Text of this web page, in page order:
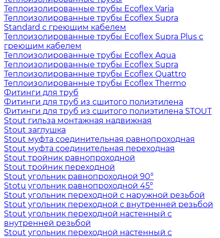
Теплоизолированные трубы Ecoflex Varia
Теплоизолированные трубы Ecoflex Supra
Standard с греющим кабелем
Теплоизолированные трубы Ecoflex Supra Plus с
греющим кабелем
Теплоизолированные трубы Ecoflex Aqua
Теплоизолированные трубы Ecoflex Supra
Теплоизолированные трубы Ecoflex Quattro
Теплоизолированные трубы Ecoflex Thermo
Фитинги для труб
Фитинги для труб из сшитого полиэтилена
Фитинги для труб из сшитого полиэтилена STOUT
Stout гильза монтажная надвижная
Stout заглушка
Stout муфта соединительная равнопроходная
Stout муфта соединительная переходная
Stout тройник равнопроходной
Stout тройник переходной
Stout угольник равнопроходной 90°
Stotu угольник равнопроходной 45°
Stout угольник переходной с наружной резьбой
Stout угольник переходной с внутренней резьбой
Stout угольник переходной настенный с
внутренней резьбой
Stout угольник переходной настенный с